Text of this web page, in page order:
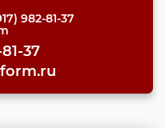
982-81-37
37